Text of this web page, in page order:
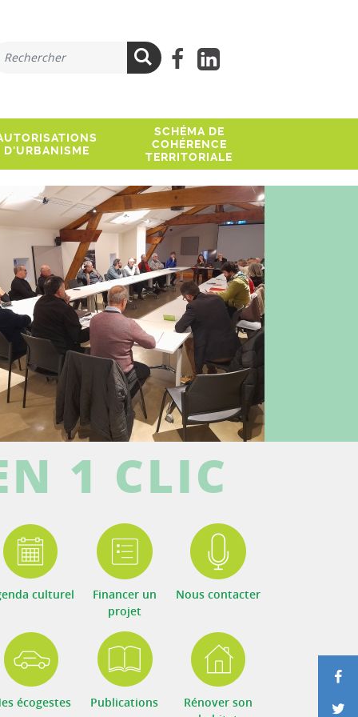
Que recherchez-vous ? Rechercher Lien facebook
D'URBANISME
SCHÉMA DE
COHÉRENCE
TERRITORIALE
1 CLIC
culturel
Financer un
projet
Nous contacter
écogestes Publications
Rénover son